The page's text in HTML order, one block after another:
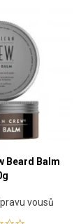
Beard Balm
vousů